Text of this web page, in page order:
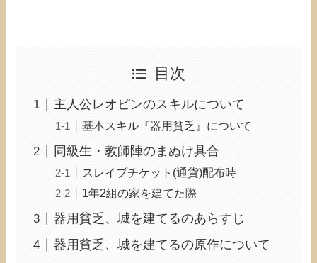
目次
主人公レオピンのスキルについて
基本スキル『器用貧乏』について
同級生・教師陣のまぬけ具合
スレイブチケット(通貨)配布時
1年2組の家を建てた際
器用貧乏、城を建てるのあらすじ
器用貧乏、城を建てるの原作について